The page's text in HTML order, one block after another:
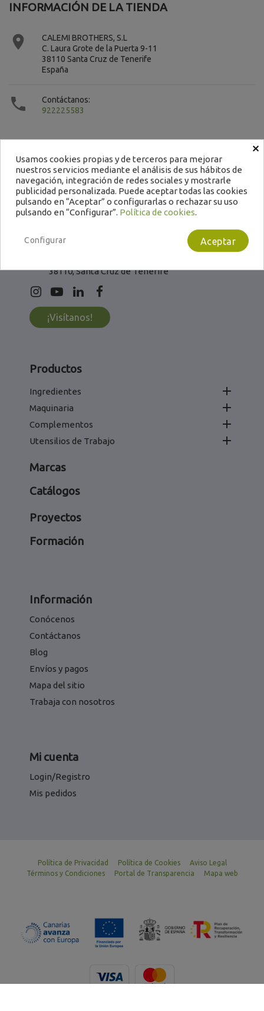
INFORMACIÓN DE LA TIENDA

CALEMI BROTHERS, S.L
C. Laura Grote de la Puerta 9-11
38110 Santa Cruz de Tenerife
España

Contáctanos:
922225583
Contacto
922 22 55 83 / 665 151 479
L - V: 8:00 - 16:00
38110, Santa Cruz de Tenerife
¡Visítanos!
Productos
Ingredientes 
Maquinaria 
Complementos 
Utensilios de Trabajo 
Marcas
Catálogos
Proyectos
Formación
Información
Conócenos
Contáctanos
Blog
Envíos y pagos
Mapa del sitio
Trabaja con nosotros
Mi cuenta
Login/Registro
Mis pedidos
Política de Privacidad Política de Cookies
Aviso Legal
Términos y Condiciones
Portal de Transparencia Mapa web
×
Usamos cookies propias y de terceros para mejorar
nuestros servicios mediante el análisis de sus hábitos de
navegación, integración de redes sociales y mostrarle
publicidad personalizada. Puede aceptar todas las cookies
pulsando en “Aceptar” o configurarlas o rechazar su uso
pulsando en “Configurar”. Política de cookies.
Aceptar
Configurar